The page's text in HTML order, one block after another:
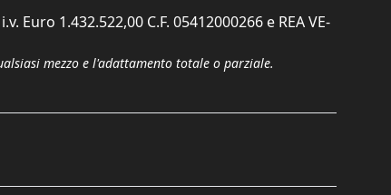
Euro 1.432.522,00 C.F. 05412000266 e REA VE-
mezzo e l'adattamento totale o parziale.